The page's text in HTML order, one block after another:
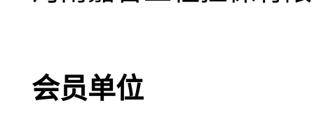
会员单位